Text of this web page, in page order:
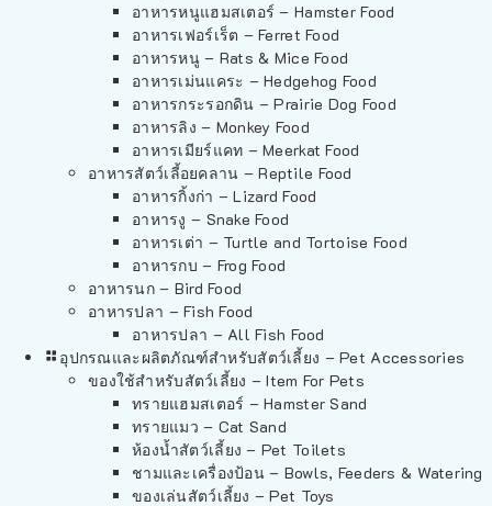
อาหารหนูแฮมสเตอร์ – Hamster Food
อาหารเฟอร์เร็ต – Ferret Food
อาหารหนู – Rats & Mice Food
อาหารเม่นแคระ – Hedgehog Food
อาหารกระรอกดิน – Prairie Dog Food
อาหารลิง – Monkey Food
อาหารเมียร์แคท – Meerkat Food
อาหารสัตว์เลี้อยคลาน – Reptile Food
อาหารกิ้งก่า – Lizard Food
อาหารงู – Snake Food
อาหารเต่า – Turtle and Tortoise Food
อาหารกบ – Frog Food
อาหารนก – Bird Food
อาหารปลา – Fish Food
อาหารปลา – All Fish Food
อุปกรณและผลิตภัณฑ์สำหรับสัตว์เลี้ยง – Pet Accessories
ของใช้สำหรับสัตว์เลี้ยง – Item For Pets
ทรายแฮมสเตอร์ – Hamster Sand
ทรายแมว – Cat Sand
ห้องน้ำสัตว์เลี้ยง – Pet Toilets
ชามและเครื่องป้อน – Bowls, Feeders & Watering
ของเล่นสัตว์เลี้ยง – Pet Toys